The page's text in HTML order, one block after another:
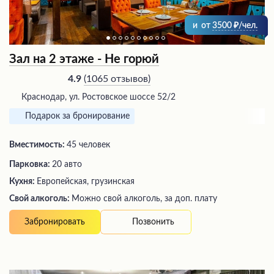
и от 3500 /чел.
Зал на 2 этаже - Не горюй
4.9 (1065 отзывов)
Краснодар, ул. Ростовское шоссе 52/2
Подарок за бронирование
Вместимость: 45 человек
Парковка: 20 авто
Кухня: Европейская, грузинская
Свой алкоголь: Можно свой алкоголь, за доп. плату
Забронировать Позвонить